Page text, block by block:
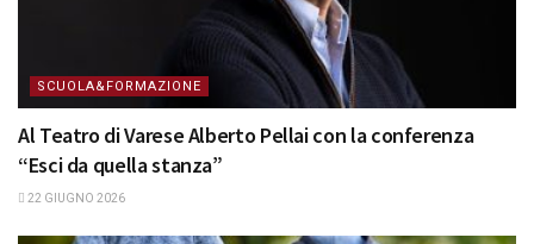
SCUOLA&FORMAZIONE
Al Teatro di Varese Alberto Pellai con la conferenza
“Esci da quella stanza”
22 GIUGNO 2026